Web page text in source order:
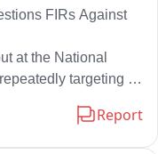
FIRs Against
at the National
targeting
Report